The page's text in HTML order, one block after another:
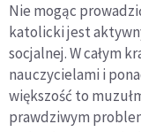
Nie mogąc
katolicki jest
socjalnej. W całym
nauczycielami i
większość to
prawdziwym